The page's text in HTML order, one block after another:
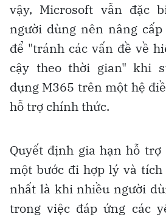
vậy, Microsoft vẫn đặc
người dùng nên nâng
để "tránh các vấn đề về
cậy theo thời gian" khi
dụng M365 trên một hệ
hỗ trợ chính thức.
Quyết định gia hạn hỗ trợ
một bước đi hợp lý và
nhất là khi nhiều người
trong việc đáp ứng các